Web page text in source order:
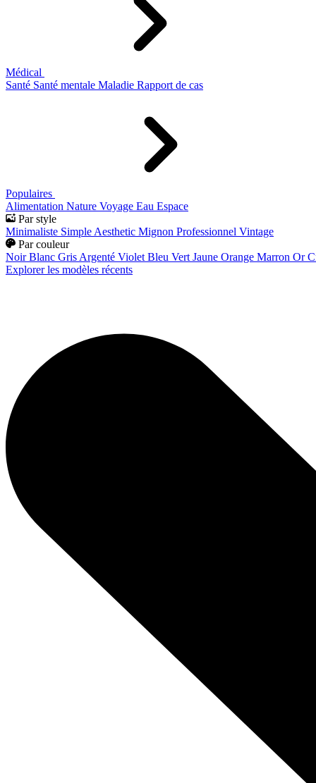
Médical
Santé Santé mentale Maladie Rapport de cas
Populaires
Alimentation Nature Voyage Eau Espace
Par style
Minimaliste Simple Aesthetic Mignon Professionnel Vintage
Par couleur
Noir Blanc Gris Argenté Violet Bleu Vert Jaune Orange Marron Or
Explorer les modèles récents